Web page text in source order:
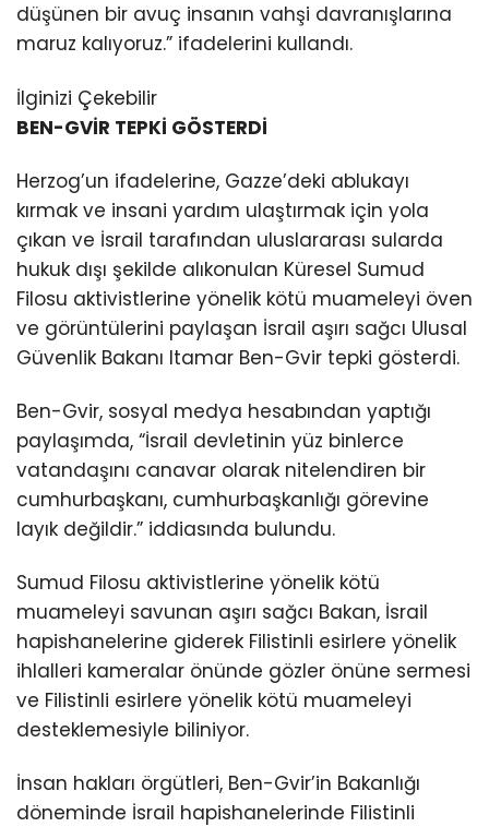
düşünen bir avuç insanın vahşi davranışlarına
maruz kalıyoruz.” ifadelerini kullandı.
İlginizi Çekebilir
BEN-GVİR TEPKİ GÖSTERDİ
Herzog’un ifadelerine, Gazze’deki ablukayı
kırmak ve insani yardım ulaştırmak için yola
çıkan ve İsrail tarafından uluslararası sularda
hukuk dışı şekilde alıkonulan Küresel Sumud
Filosu aktivistlerine yönelik kötü muameleyi öven
ve görüntülerini paylaşan İsrail aşırı sağcı Ulusal
Güvenlik Bakanı Itamar Ben-Gvir tepki gösterdi.
Ben-Gvir, sosyal medya hesabından yaptığı
paylaşımda, “İsrail devletinin yüz binlerce
vatandaşını canavar olarak nitelendiren bir
cumhurbaşkanı, cumhurbaşkanlığı görevine
layık değildir.” iddiasında bulundu.
Sumud Filosu aktivistlerine yönelik kötü
muameleyi savunan aşırı sağcı Bakan, İsrail
hapishanelerine giderek Filistinli esirlere yönelik
ihlalleri kameralar önünde gözler önüne sermesi
ve Filistinli esirlere yönelik kötü muameleyi
desteklemesiyle biliniyor.
İnsan hakları örgütleri, Ben-Gvir’in Bakanlığı
döneminde İsrail hapishanelerinde Filistinli